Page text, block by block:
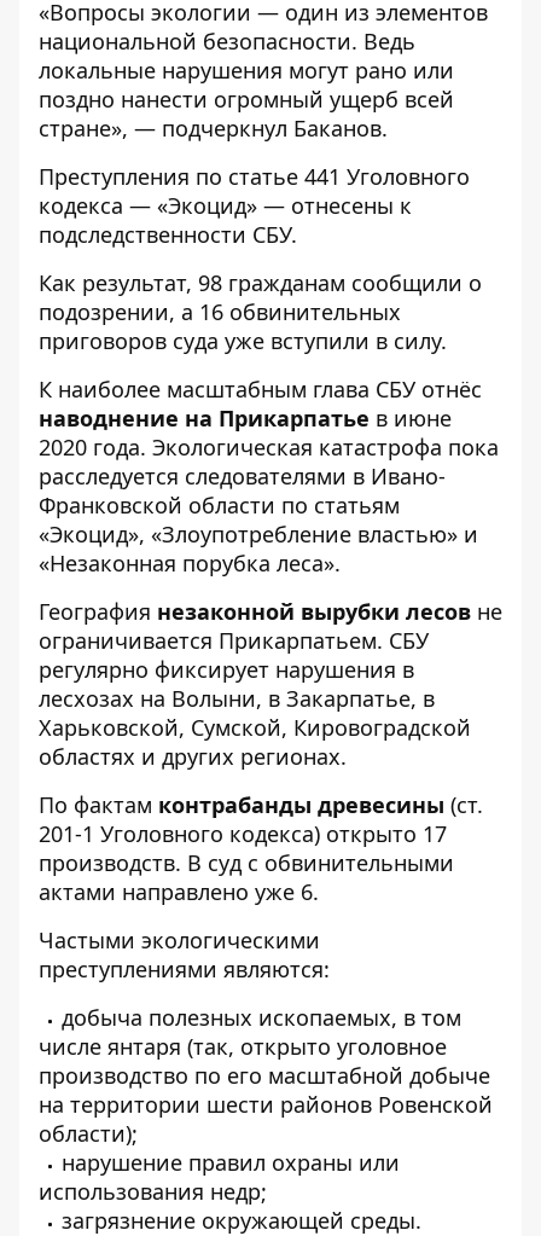
«Вопросы экологии — один из элементов
национальной безопасности. Ведь
локальные нарушения могут рано или
поздно нанести огромный ущерб всей
стране», — подчеркнул Баканов.
Преступления по статье 441 Уголовного
кодекса — «Экоцид» — отнесены к
подследственности СБУ.
Как результат, 98 гражданам сообщили о
подозрении, а 16 обвинительных
приговоров суда уже вступили в силу.
К наиболее масштабным глава СБУ отнёс
наводнение на Прикарпатье в июне
2020 года. Экологическая катастрофа пока
расследуется следователями в Ивано-
Франковской области по статьям
«Экоцид», «Злоупотребление властью» и
«Незаконная порубка леса».
География незаконной вырубки лесов не
ограничивается Прикарпатьем. СБУ
регулярно фиксирует нарушения в
лесхозах на Волыни, в Закарпатье, в
Харьковской, Сумской, Кировоградской
областях и других регионах.
По фактам контрабанды древесины (ст.
201-1 Уголовного кодекса) открыто 17
производств. В суд с обвинительными
актами направлено уже 6.
Частыми экологическими
преступлениями являются:
добыча полезных ископаемых, в том
числе янтаря (так, открыто уголовное
производство по его масштабной добыче
на территории шести районов Ровенской
области);
нарушение правил охраны или
использования недр;
загрязнение окружающей среды.